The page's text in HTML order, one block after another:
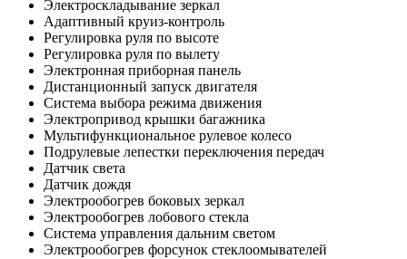
Электроскладывание зеркал
Адаптивный круиз-контроль
Регулировка руля по высоте
Регулировка руля по вылету
Электронная приборная панель
Дистанционный запуск двигателя
Система выбора режима движения
Электропривод крышки багажника
Мультифункциональное рулевое колесо
Подрулевые лепестки переключения передач
Датчик света
Датчик дождя
Электрообогрев боковых зеркал
Электрообогрев лобового стекла
Система управления дальним светом
Электрообогрев форсунок стеклоомывателей